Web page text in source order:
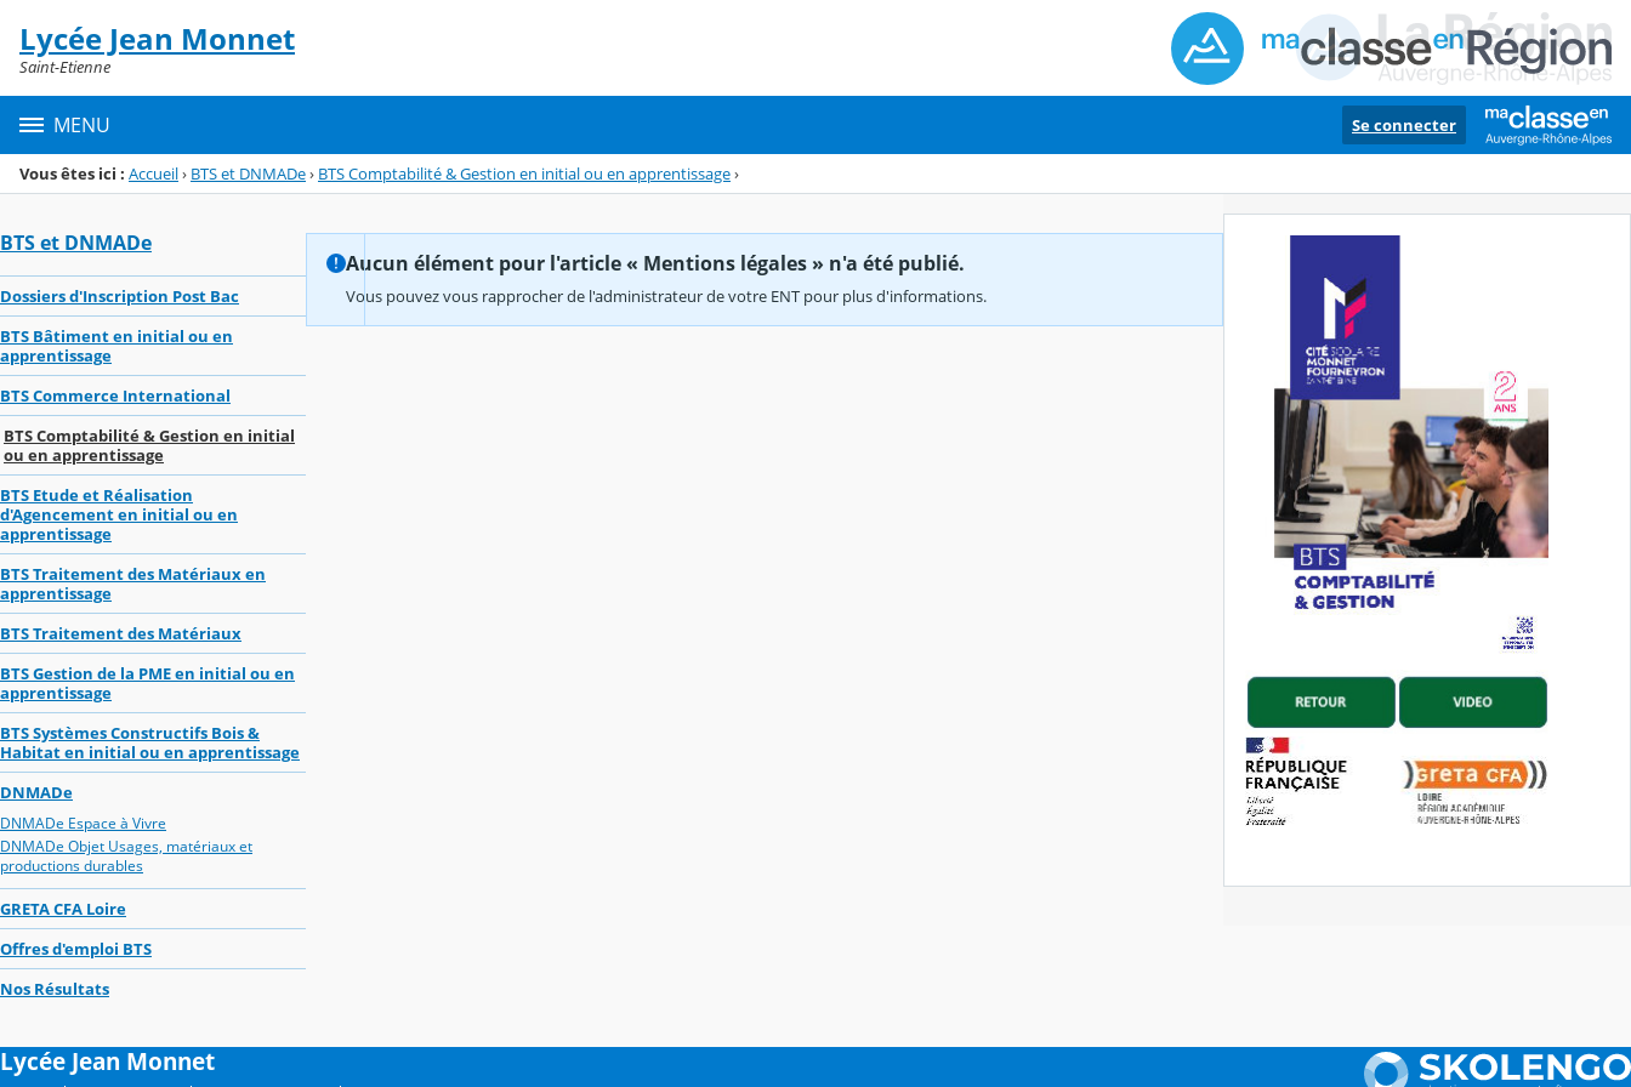
Menu de la rubrique
Contenu
Lycée Jean Monnet
Saint-Etienne
MENU Se connecter
Vous êtes ici : Accueil› BTS et DNMADe› BTS Comptabilité & Gestion en initial ou en apprentissage›
BTS et DNMADe
Dossiers d'Inscription Post Bac
BTS Bâtiment en initial ou en
apprentissage
BTS Commerce International
BTS Comptabilité & Gestion en initial
ou en apprentissage
BTS Etude et Réalisation
d'Agencement en initial ou en
apprentissage
BTS Traitement des Matériaux en
apprentissage
BTS Traitement des Matériaux
BTS Gestion de la PME en initial ou en
apprentissage
BTS Systèmes Constructifs Bois &
Habitat en initial ou en apprentissage
DNMADe
DNMADe Espace à Vivre
DNMADe Objet Usages, matériaux et
productions durables
GRETA CFA Loire
Offres d'emploi BTS
Nos Résultats
Aucun élément pour l'article « Mentions légales » n'a été publié.
Vous pouvez vous rapprocher de l'administrateur de votre ENT pour plus d'informations.
Lycée Jean Monnet